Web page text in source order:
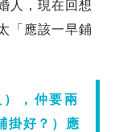
人，現在回想
「應該一早鋪
），仲要兩
掛好？）應